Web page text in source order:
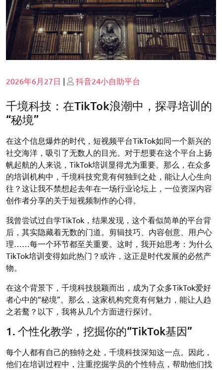
Posted
2026年6月27日 | Posted
抖音24小自助平台
千境科技：在TikTok浪潮中，探寻培训的
“秘境”
在这个信息爆炸的时代，短视频平台TikTok如同一个新兴的
社交海洋，吸引了无数人的目光。对于想要在这个平台上扬
帆起航的人来说，TikTok培训显得尤为重要。那么，在众多
的培训机构中，千境科技究竟有何独到之处，能让人心生向
往？这让我不禁想起去年在一场行业论坛上，一位资深内容
创作者分享的关于短视频制作的心得。
我曾尝试过自学TikTok，结果发现，这个看似简单的平台背
后，其实隐藏着无数的门道。剪辑技巧、内容创意、用户心
理……每一个环节都至关重要。这时，我开始思考：为什么
TikTok培训变得如此热门？或许，这正是时代发展的必然产
物。
在这个背景下，千境科技脱颖而出，成为了众多TikTok爱好
者心中的“秘境”。那么，这家机构究竟有何魅力，能让人趋
之若鹜？以下，我将从几个方面进行探讨。
1. 个性化教学，挖掘你的“TikTok基因”
每个人都有自己的独特之处，千境科技深知这一点。因此，
他们在培训过程中，注重挖掘学员的个性特点，帮助他们找